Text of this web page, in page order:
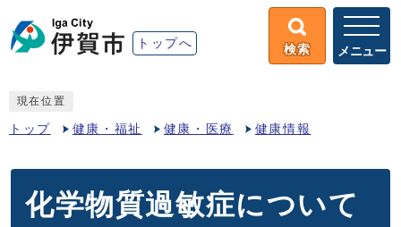
トップへ 検索 メニュー
現在位置
トップ 健康・福祉 健康・医療 健康情報
化学物質過敏症について